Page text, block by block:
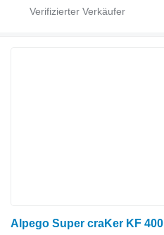
Alpego Super craKer KF 400